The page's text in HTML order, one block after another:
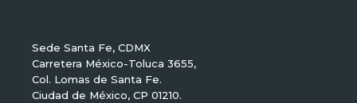
Sede Santa Fe, CDMX
Carretera México-Toluca 3655,
Col. Lomas de Santa Fe.
Ciudad de México, CP 01210.